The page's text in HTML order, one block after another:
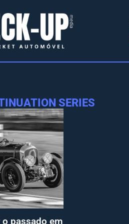
SERIES
passado em